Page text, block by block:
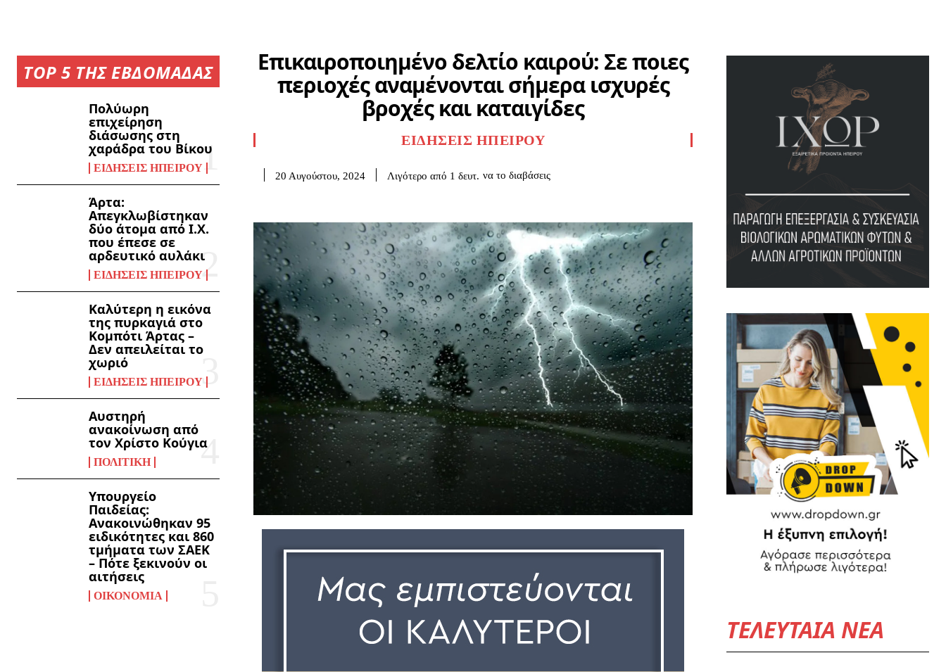
TOP 5 ΤΗΣ ΕΒΔΟΜΑΔΑΣ
Πολύωρη
επιχείρηση
διάσωσης στη
χαράδρα του Βίκου
ΕΙΔΉΣΕΙΣ ΗΠΕΊΡΟΥ
Άρτα:
Απεγκλωβίστηκαν
δύο άτομα από Ι.Χ.
που έπεσε σε
αρδευτικό αυλάκι
ΕΙΔΉΣΕΙΣ ΗΠΕΊΡΟΥ
Καλύτερη η εικόνα
της πυρκαγιά στο
Κομπότι Άρτας –
Δεν απειλείται το
χωριό
ΕΙΔΉΣΕΙΣ ΗΠΕΊΡΟΥ
Αυστηρή
ανακοίνωση από
τον Χρίστο Κούγια
ΠΟΛΙΤΙΚΉ
Υπουργείο
Παιδείας:
Ανακοινώθηκαν 95
ειδικότητες και 860
τμήματα των ΣΑΕΚ
– Πότε ξεκινούν οι
αιτήσεις
ΟΙΚΟΝΟΜΊΑ
Επικαιροποιημένο δελτίο καιρού: Σε ποιες
περιοχές αναμένονται σήμερα ισχυρές
βροχές και καταιγίδες
ΕΙΔΉΣΕΙΣ ΗΠΕΊΡΟΥ
20 Αυγούστου, 2024 Λιγότερο από 1 δευτ. να το διαβάσεις
ΤΕΛΕΥΤΑΙΑ ΝΕΑ